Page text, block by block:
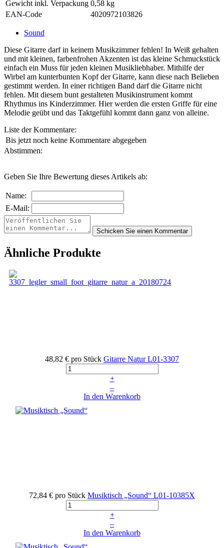
Gewicht inkl. Verpackung 0,58 kg
EAN-Code
4020972103826
Sound
Diese Gitarre darf in keinem Musikzimmer fehlen! In Weiß gehalten
und mit kleinen, farbenfrohen Akzenten ist das kleine Schmuckstück
einfach ein Muss für jeden kleinen Musikliebhaber. Mithilfe der
Wirbel am kunterbunten Kopf der Gitarre, kann diese nach Belieben
gestimmt werden. In einer richtigen Band darf die Gitarre nicht
fehlen. Mit diesem bunt gestalteten Musikinstrument kommt
Rhythmus ins Kinderzimmer. Hier werden die ersten Griffe für eine
Melodie geübt und das Taktgefühl kommt dann ganz von alleine.
Liste der Kommentare:
Bis jetzt noch keine Kommentare abgegeben
Abstimmen:
Geben Sie Ihre Bewertung dieses Artikels ab:
Name:
E-Mail:
Ähnliche Produkte
48,82 € pro Stück Gitarre NaturL01-3307
+
–
In den Warenkorb
72,84 € pro Stück Musiktisch „Sound“ L01-10385X
+
–
In den Warenkorb